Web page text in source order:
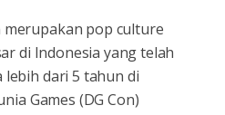
merupakan pop culture
di Indonesia yang telah
lebih dari 5 tahun di
Games (DG Con)